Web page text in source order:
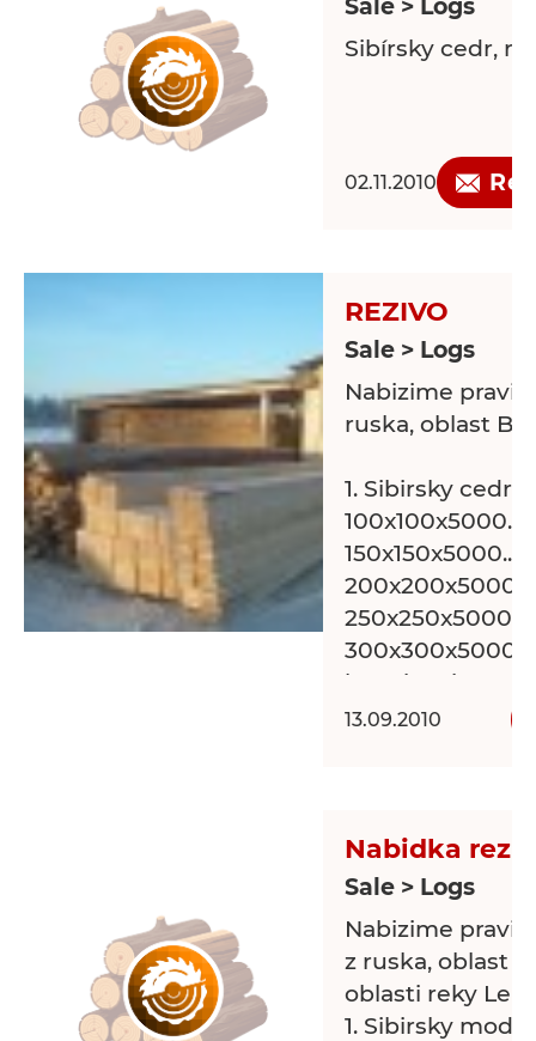
Sale > Logs
Sibírsky cedr,
02.11.2010
REZIVO
Sale > Logs
Nabizime
ruska, oblast
1. Sibirsky
bocni rezivo
Mame zajem o
mluvime cesky!
13.09.2010
Nabidka
Sale > Logs
Nabizime
z ruska, oblast
oblasti reky
1. Sibirsky